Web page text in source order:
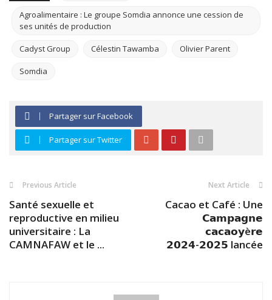
Agroalimentaire : Le groupe Somdia annonce une cession de
ses unités de production
Cadyst Group Célestin Tawamba Olivier Parent
Somdia
Partager sur Facebook
Partager sur Twitter
Previous Article
Santé sexuelle et
reproductive en milieu
universitaire : La
CAMNAFAW et le ...
Next Article
Cacao et Café : Une
𝗖𝗮𝗺𝗽𝗮𝗴𝗻𝗲
𝗰𝗮𝗰𝗮𝗼𝘆è𝗿𝗲
𝟮𝟬𝟮𝟰-𝟮𝟬𝟮𝟱 lancée